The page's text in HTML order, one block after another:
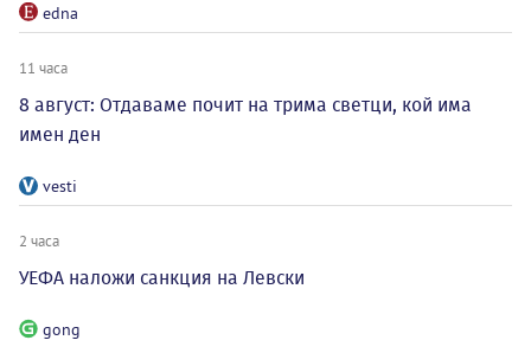
edna
11 часа
8 август: Отдаваме почит на трима светци, кой има
имен ден
vesti
2 часа
УЕФА наложи санкция на Левски
gong